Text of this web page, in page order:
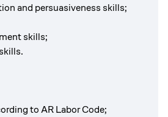
and persuasiveness skills;
skills;
to AR Labor Code;